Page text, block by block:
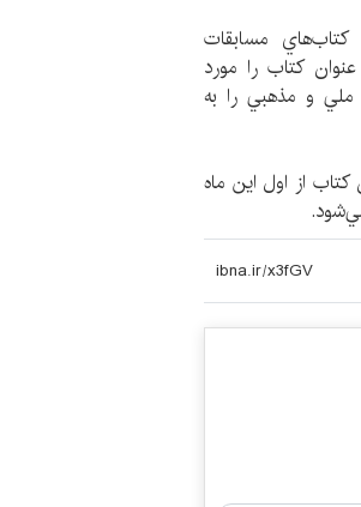
كتاب‌هاي مسابقات
افزود: كارشناسان نهاد در هر دوره مسابقه حداقل 600 عنوان كتاب را مورد
ملي و مذهبي را به
كتابخواني شهريور ماه با ارايه 20 عنوان كتاب از اول اين ماه